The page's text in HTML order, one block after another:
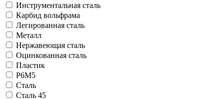
Инструментальная сталь
Карбид вольфрама
Легированная сталь
Металл
Нержавеющая сталь
Оцинкованная сталь
Пластик
Р6М5
Сталь
Сталь 45